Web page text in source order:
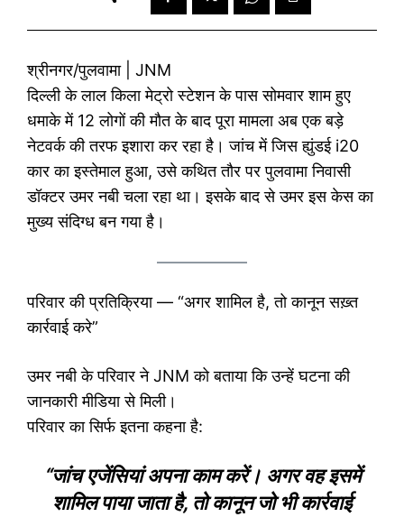
श्रीनगर/पुलवामा | JNM
दिल्ली के लाल किला मेट्रो स्टेशन के पास सोमवार शाम हुए
धमाके में 12 लोगों की मौत के बाद पूरा मामला अब एक बड़े
नेटवर्क की तरफ इशारा कर रहा है। जांच में जिस ह्युंडई i20
कार का इस्तेमाल हुआ, उसे कथित तौर पर पुलवामा निवासी
डॉक्टर उमर नबी चला रहा था। इसके बाद से उमर इस केस का
मुख्य संदिग्ध बन गया है।
परिवार की प्रतिक्रिया — “अगर शामिल है, तो कानून सख़्त
कार्रवाई करे”
उमर नबी के परिवार ने JNM को बताया कि उन्हें घटना की
जानकारी मीडिया से मिली।
परिवार का सिर्फ इतना कहना है:
“जांच एजेंसियां अपना काम करें। अगर वह इसमें
शामिल पाया जाता है, तो कानून जो भी कार्रवाई